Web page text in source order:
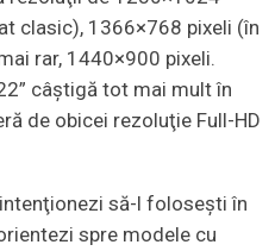
clasic), 1366×768 pixeli (în
rar, 1440×900 pixeli.
câştigă tot mai mult în
de obicei rezoluţie Full-HD
să-l foloseşti în
spre modele cu